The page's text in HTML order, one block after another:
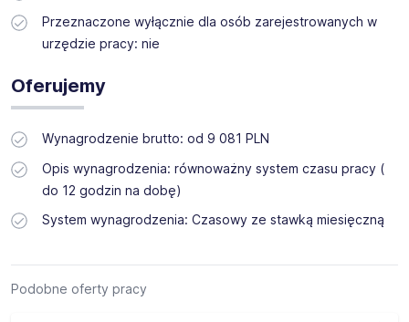
Przeznaczone wyłącznie dla osób zarejestrowanych w
urzędzie pracy: nie
Oferujemy
Wynagrodzenie brutto: od 9 081 PLN
Opis wynagrodzenia: równoważny system czasu pracy (
do 12 godzin na dobę)
System wynagrodzenia: Czasowy ze stawką miesięczną
Podobne oferty pracy